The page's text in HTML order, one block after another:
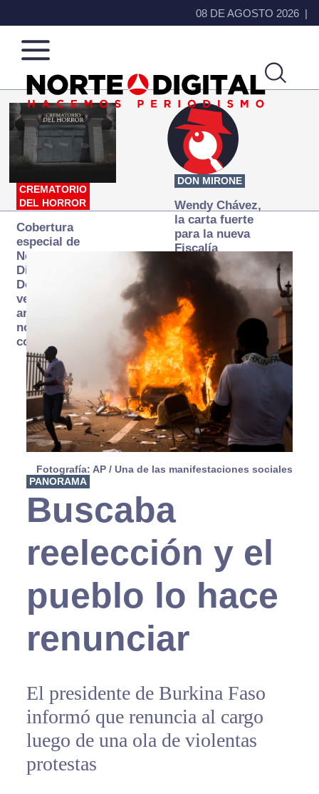
08 DE AGOSTO 2026
Norte
de
Ciudad
Más
que
noticias,
hacemos periodismo
CREMATORIO
DEL HORROR
Cobertura
especial de
Norte
Digital:
Donde la
verdad
arde… pero
no se
consume
DON MIRONE
Wendy Chávez,
la carta fuerte
para la nueva
Fiscalía
autónoma
Fotografía: AP / Una de las manifestaciones sociales
PANORAMA
Buscaba
reelección y el
pueblo lo hace
renunciar
El presidente de Burkina Faso
informó que renuncia al cargo
luego de una ola de violentas
protestas